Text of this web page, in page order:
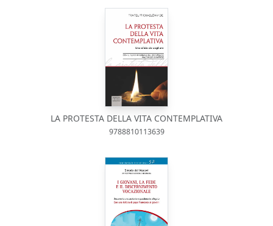
LA PROTESTA DELLA VITA CONTEMPLATIVA
9788810113639